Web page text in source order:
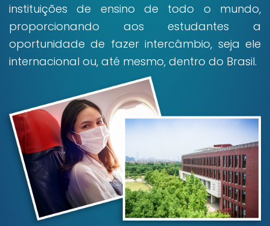
instituições de ensino de todo o mundo,
proporcionando aos estudantes a
oportunidade de fazer intercâmbio, seja ele
internacional ou, até mesmo, dentro do Brasil.